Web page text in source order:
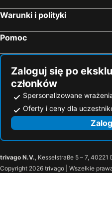
Arts Hotel Bodrum Yalikavak
Mavilu Luxury Hotel
Flag Suites +12
Mare Deluxe Residences & Villas
Warunki i polityki
Pomoc
Zaloguj się po
członków
Spersonalizowane
Oferty i ceny dla
trivago N.V., Kesselstraße 5 – 7, 40221
Copyright 2026 trivago | Wszelkie